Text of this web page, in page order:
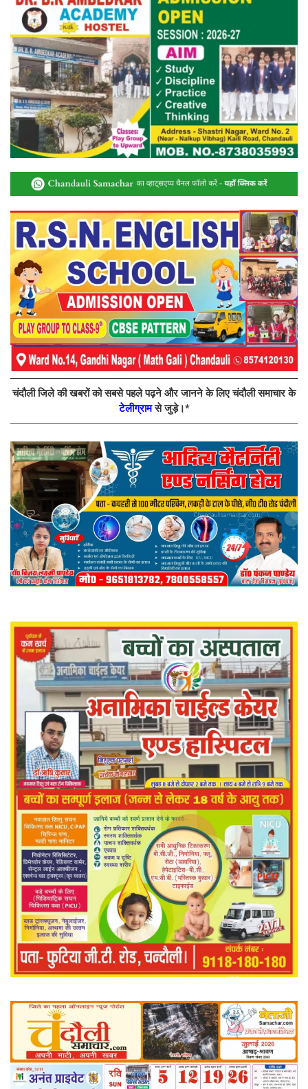
चंदौली जिले की खबरों को सबसे पहले पढ़ने और जानने के लिए चंदौली समाचार के
टेलीग्रामसे जुड़े।*